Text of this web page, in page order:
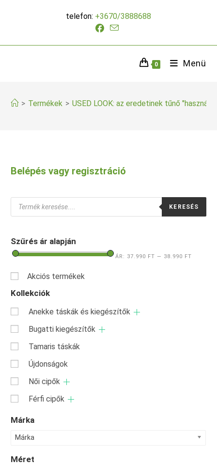
telefon: +3670/3888688
0 Menü
> Termékek > USED LOOK: az eredetinek tűnő
Belépés vagy regisztráció
Products
search
KERESÉS
Szűrés ár alapján
ÁR: 37.990 FT — 38.990 FT
Akciós termékek
Kollekciók
Anekke táskák és kiegészítők
Bugatti kiegészítők
Tamaris táskák
Újdonságok
Női cipők
Férfi cipők
Márka
Márka
Méret